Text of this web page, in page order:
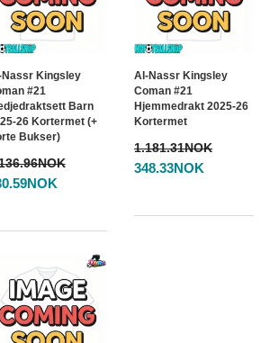
Kingsley
#21
Barn
26 Kortermet (+
Bukser)
Al-Nassr Kingsley
Coman #21
Hjemmedrakt 2025-26
Kortermet
1.181.31NOK
348.33NOK